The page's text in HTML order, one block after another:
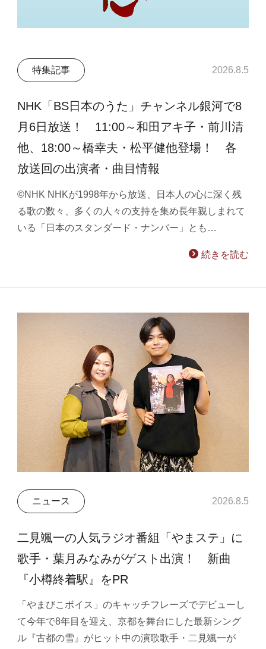
特集記事 2026.8.5
NHK「BS日本のうた」チャンネル銀河で8
月6日放送！ 11:00～和田アキ子・前川清
他、18:00～橋幸夫・松平健他登場！ 各
放送回の出演者・曲目情報
©NHK NHKが1998年から放送、日本人の心に深く残
る歌の数々、多くの人々の支持を集め長年親しまれて
いる「日本のスタンダード・ナンバー」とも…
続きを読む
ニュース 2026.8.5
二見颯一の人気ラジオ番組「やまステ」に
歌手・葉月みなみがゲスト出演！ 新曲
『小樽終着駅』をPR
「やまびこボイス」のキャッチフレーズでデビューし
て今年で8年目を迎え、京都を舞台にした最新シング
ル『古都の雪』がヒット中の演歌歌手・二見颯一が